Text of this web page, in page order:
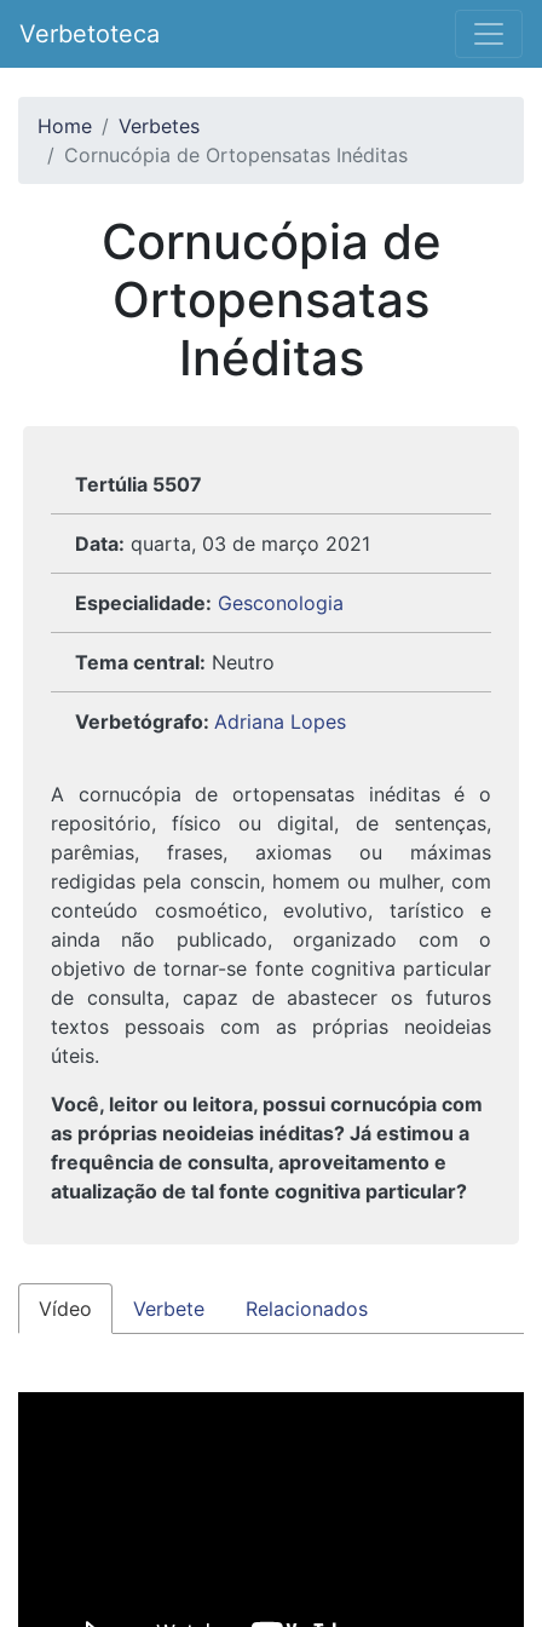
Verbetoteca
Home
Verbetes
Cornucópia de Ortopensatas Inéditas
Cornucópia de
Ortopensatas
Inéditas
Tertúlia 5507
Data: quarta, 03 de março 2021
Especialidade: Gesconologia
Tema central: Neutro
Verbetógrafo: Adriana Lopes
A cornucópia de ortopensatas inéditas é o
repositório, físico ou digital, de sentenças,
parêmias, frases, axiomas ou máximas
redigidas pela conscin, homem ou mulher, com
conteúdo cosmoético, evolutivo, tarístico e
ainda não publicado, organizado com o
objetivo de tornar-se fonte cognitiva particular
de consulta, capaz de abastecer os futuros
textos pessoais com as próprias neoideias
úteis.
Você, leitor ou leitora, possui cornucópia com
as próprias neoideias inéditas? Já estimou a
frequência de consulta, aproveitamento e
atualização de tal fonte cognitiva particular?
Vídeo Verbete Relacionados